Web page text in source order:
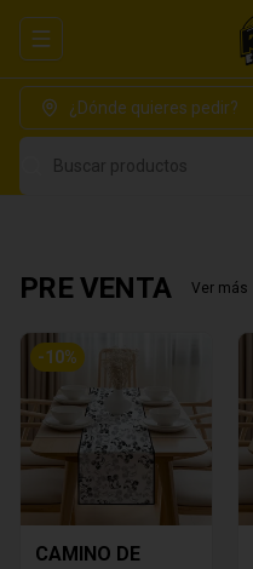
Abrir menu de navegación
¿Dónde quieres pedir?
Buscar productos
PRE VENTA Ver más
-10%
CAMINO DE